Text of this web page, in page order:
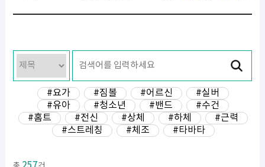
#요가 #짐볼 #어르신
#실버
#유아
#청소년 #밴드
#수건
#홈트
#전신 #상체 #하체
#근력
#스트레칭
#체조 #타바타